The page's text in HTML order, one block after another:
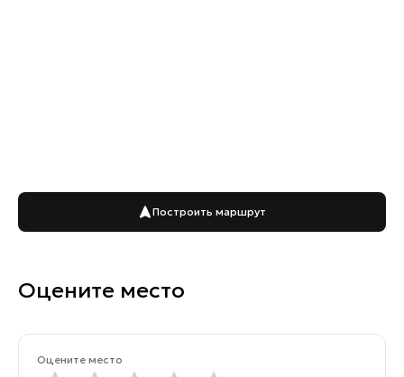
Построить маршрут
Оцените место
Оцените место